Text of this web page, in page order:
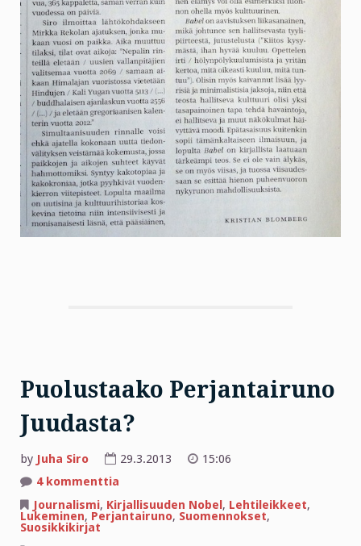
Puolustaako Perjantairuno
Juudasta?
by Juha Siro 29.3.2013
15:06
4 kommenttia
Perjantairuno
Juudasta?
Journalismi, Kirjallisuuden Nobel, Lehtileikkeet,
Lukeminen, Perjantairuno, Suomennokset,
Suosikkikirjat